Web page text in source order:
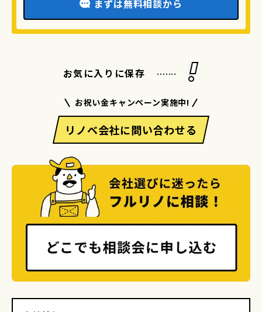
まずは無料相談から
お気に入りに保存 .......
お祝い金キャンペーン実施中!
リノベ会社に問い合わせる